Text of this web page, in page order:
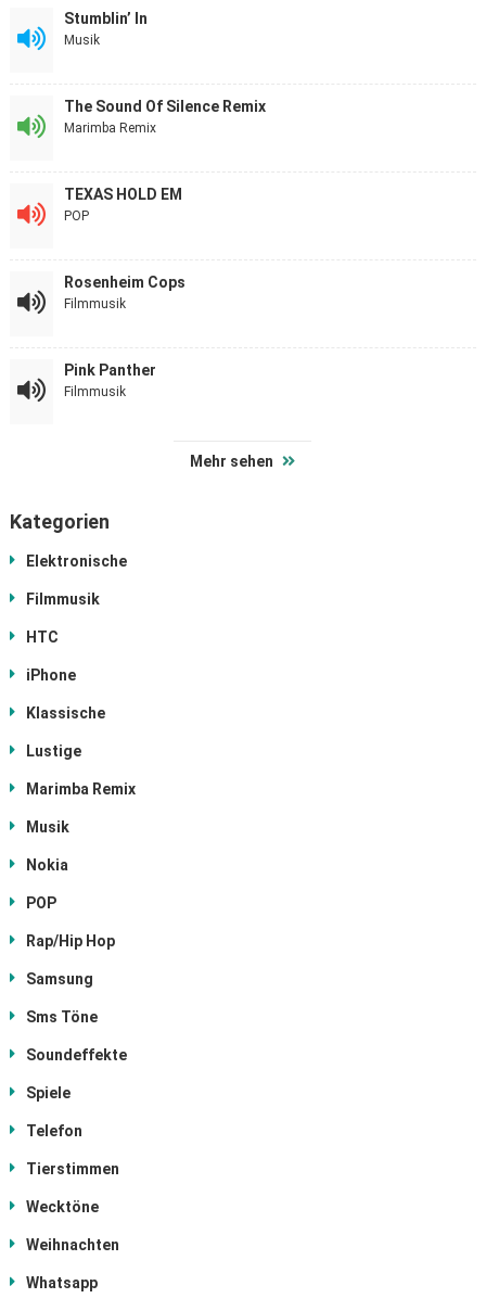
Stumblin’ In
Musik
The Sound Of Silence Remix
Marimba Remix
TEXAS HOLD EM
POP
Rosenheim Cops
Filmmusik
Pink Panther
Filmmusik
Mehr sehen
Kategorien
Elektronische
Filmmusik
HTC
iPhone
Klassische
Lustige
Marimba Remix
Musik
Nokia
POP
Rap/Hip Hop
Samsung
Sms Töne
Soundeffekte
Spiele
Telefon
Tierstimmen
Wecktöne
Weihnachten
Whatsapp